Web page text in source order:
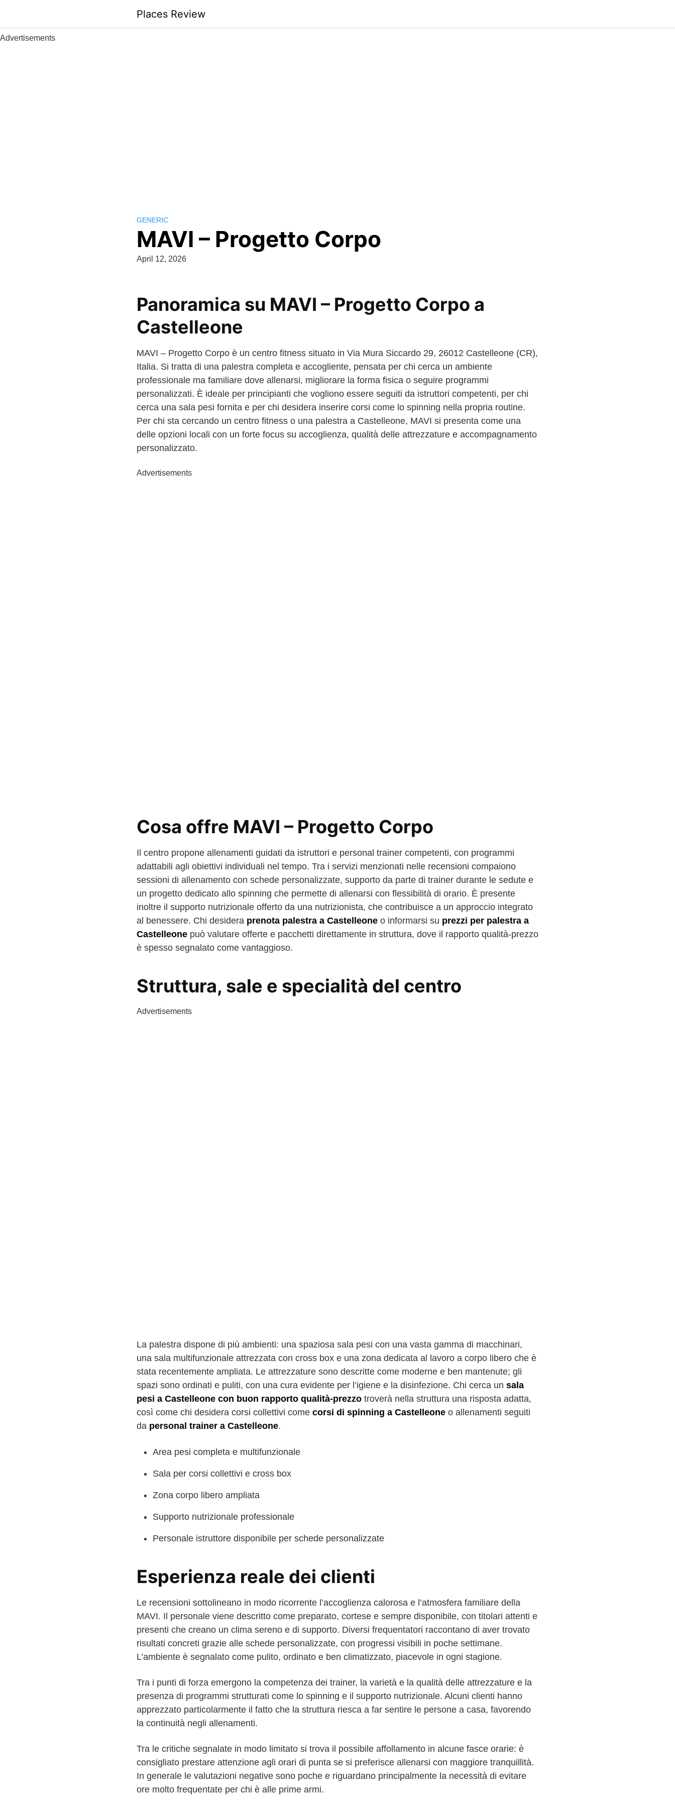
content
Places Review
Advertisements
GENERIC
MAVI – Progetto Corpo
April 12, 2026
Panoramica su MAVI – Progetto Corpo a
Castelleone
MAVI – Progetto Corpo è un centro fitness situato in Via Mura Siccardo 29, 26012 Castelleone (CR),
Italia. Si tratta di una palestra completa e accogliente, pensata per chi cerca un ambiente
professionale ma familiare dove allenarsi, migliorare la forma fisica o seguire programmi
personalizzati. È ideale per principianti che vogliono essere seguiti da istruttori competenti, per chi
cerca una sala pesi fornita e per chi desidera inserire corsi come lo spinning nella propria routine.
Per chi sta cercando un centro fitness o una palestra a Castelleone, MAVI si presenta come una
delle opzioni locali con un forte focus su accoglienza, qualità delle attrezzature e accompagnamento
personalizzato.
Advertisements
Cosa offre MAVI – Progetto Corpo
Il centro propone allenamenti guidati da istruttori e personal trainer competenti, con programmi
adattabili agli obiettivi individuali nel tempo. Tra i servizi menzionati nelle recensioni compaiono
sessioni di allenamento con schede personalizzate, supporto da parte di trainer durante le sedute e
un progetto dedicato allo spinning che permette di allenarsi con flessibilità di orario. È presente
inoltre il supporto nutrizionale offerto da una nutrizionista, che contribuisce a un approccio integrato
al benessere. Chi desidera prenota palestra a Castelleone o informarsi su prezzi per palestra a
Castelleone può valutare offerte e pacchetti direttamente in struttura, dove il rapporto qualità-prezzo
è spesso segnalato come vantaggioso.
Struttura, sale e specialità del centro
Advertisements
La palestra dispone di più ambienti: una spaziosa sala pesi con una vasta gamma di macchinari,
una sala multifunzionale attrezzata con cross box e una zona dedicata al lavoro a corpo libero che è
stata recentemente ampliata. Le attrezzature sono descritte come moderne e ben mantenute; gli
spazi sono ordinati e puliti, con una cura evidente per l’igiene e la disinfezione. Chi cerca un sala
pesi a Castelleone con buon rapporto qualità-prezzo troverà nella struttura una risposta adatta,
così come chi desidera corsi collettivi come corsi di spinning a Castelleone o allenamenti seguiti
da personal trainer a Castelleone.
Area pesi completa e multifunzionale
Sala per corsi collettivi e cross box
Zona corpo libero ampliata
Supporto nutrizionale professionale
Personale istruttore disponibile per schede personalizzate
Esperienza reale dei clienti
Le recensioni sottolineano in modo ricorrente l’accoglienza calorosa e l’atmosfera familiare della
MAVI. Il personale viene descritto come preparato, cortese e sempre disponibile, con titolari attenti e
presenti che creano un clima sereno e di supporto. Diversi frequentatori raccontano di aver trovato
risultati concreti grazie alle schede personalizzate, con progressi visibili in poche settimane.
L’ambiente è segnalato come pulito, ordinato e ben climatizzato, piacevole in ogni stagione.
Tra i punti di forza emergono la competenza dei trainer, la varietà e la qualità delle attrezzature e la
presenza di programmi strutturati come lo spinning e il supporto nutrizionale. Alcuni clienti hanno
apprezzato particolarmente il fatto che la struttura riesca a far sentire le persone a casa, favorendo
la continuità negli allenamenti.
Tra le critiche segnalate in modo limitato si trova il possibile affollamento in alcune fasce orarie: è
consigliato prestare attenzione agli orari di punta se si preferisce allenarsi con maggiore tranquillità.
In generale le valutazioni negative sono poche e riguardano principalmente la necessità di evitare
ore molto frequentate per chi è alle prime armi.